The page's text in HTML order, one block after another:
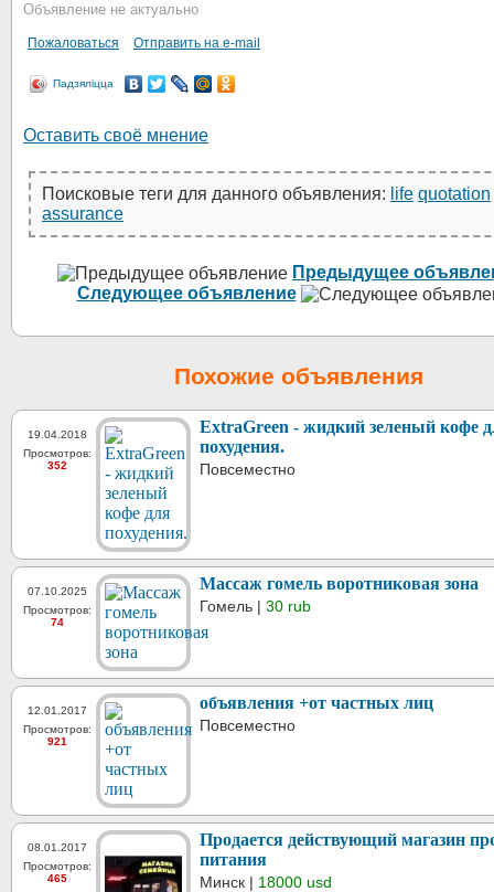
Объявление не актуально
Пожаловаться Отправить на e-mail
Падзяліцца
Оставить своё мнение
Поисковые теги для данного объявления: life quotation
assurance
Предыдущее
Следующее объявление
Похожие объявления
19.04.2018
Просмотров:
352
ExtraGreen - жидкий зеленый кофе
похудения.
Повсеместно
07.10.2025
Просмотров:
74
Массаж гомель воротниковая зона
Гомель | 30 rub
12.01.2017
Просмотров:
921
объявления +от частных лиц
Повсеместно
08.01.2017
Просмотров:
465
Продается действующий магазин
питания
Минск | 18000 usd